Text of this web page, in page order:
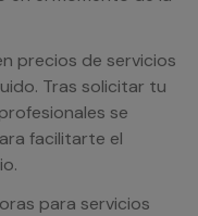
precios de servicios
Tras solicitar tu
se
facilitarte el
para servicios